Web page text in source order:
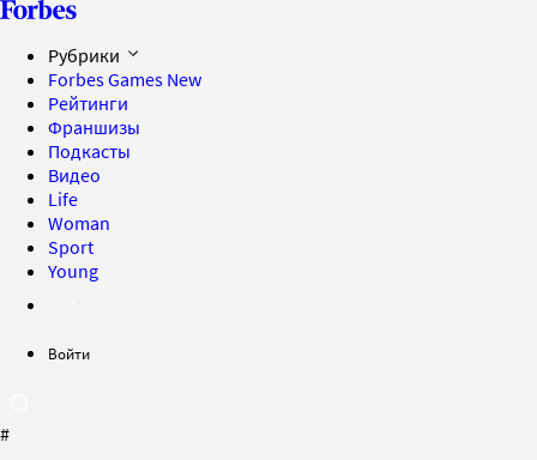
Рубрики
Forbes Games New
Рейтинги
Франшизы
Подкасты
Видео
Life
Woman
Sport
Young
Войти
#